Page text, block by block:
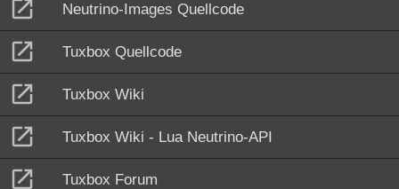
Neutrino-Images Quellcode
Tuxbox Quellcode
Tuxbox Wiki
Tuxbox Wiki - Lua Neutrino-API
Tuxbox Forum